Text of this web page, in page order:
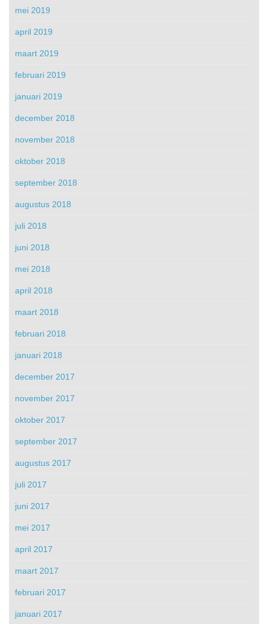
mei 2019
april 2019
maart 2019
februari 2019
januari 2019
december 2018
november 2018
oktober 2018
september 2018
augustus 2018
juli 2018
juni 2018
mei 2018
april 2018
maart 2018
februari 2018
januari 2018
december 2017
november 2017
oktober 2017
september 2017
augustus 2017
juli 2017
juni 2017
mei 2017
april 2017
maart 2017
februari 2017
januari 2017